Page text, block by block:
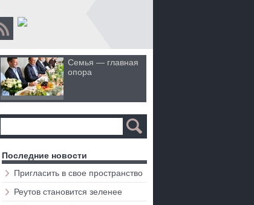
Семья — главная
опора
Последние новости
Пригласить в свое пространство
Реутов становится зеленее